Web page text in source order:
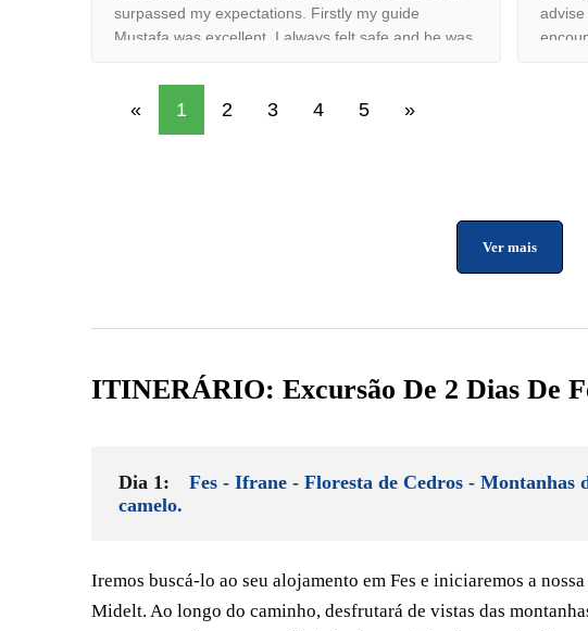
surpassed my expectations. Firstly my guide
Mustafa was excellent. I always felt safe and he was
last day when I wanted to go to the Jardin Majorelle
he managed to fit it into the programme and also I
got there before the large queues developed. The
with
« 1 2 3 4 5 »
Ver mais
ITINERÁRIO: Excursão De 2 Dias De
Dia 1:
Fes - Ifrane - Floresta de Cedros - Montanhas
camelo.
Iremos buscá-lo ao seu alojamento em Fes e iniciaremos a
Midelt. Ao longo do caminho, desfrutará de vistas das